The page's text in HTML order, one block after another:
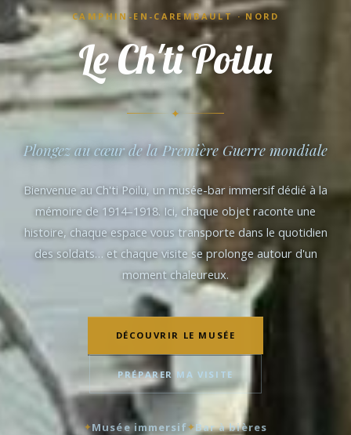
CAMPHIN-EN-CAREMBAULT · NORD
Le Ch'ti Poilu
✦
Plongez au cœur de la Première Guerre mondiale
Bienvenue au Ch'ti Poilu, un musée-bar immersif dédié à la
mémoire de 1914–1918. Ici, chaque objet raconte une
histoire, chaque espace vous transporte dans le quotidien
des soldats… et chaque visite se prolonge autour d'un
moment chaleureux.
DÉCOUVRIR LE MUSÉE
PRÉPARER MA VISITE
Musée immersif
Bar à bières